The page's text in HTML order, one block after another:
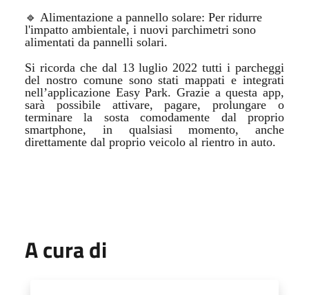
🔹 Alimentazione a pannello solare: Per ridurre
l'impatto ambientale, i nuovi parchimetri sono
alimentati da pannelli solari.
Si ricorda che dal 13 luglio 2022 tutti i parcheggi
del nostro comune sono stati mappati e integrati
nell’applicazione Easy Park. Grazie a questa app,
sarà possibile attivare, pagare, prolungare o
terminare la sosta comodamente dal proprio
smartphone, in qualsiasi momento, anche
direttamente dal proprio veicolo al rientro in auto.
A cura di